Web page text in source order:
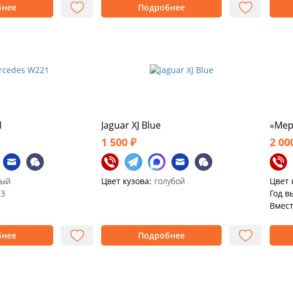
Подробнее
Jaguar XJ Blue
1 500 ₽
Цвет кузова: голубой
Подробнее
2
Цвет
Год